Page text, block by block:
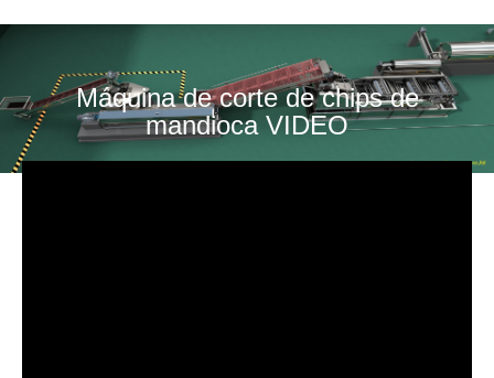
Máquina de corte de chips de
mandioca VIDEO